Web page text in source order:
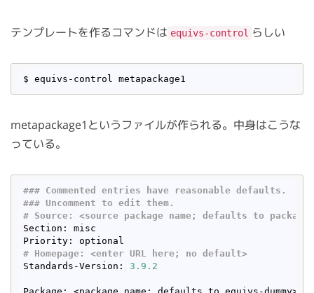
テンプレートを作るコマンドは equivs-control らしい
metapackage1というファイルが作られる。中身はこうな
っている。
### Commented entries have reasonable defaults.
### Uncomment to edit them.
# Source: <source package name; defaults to package
Section: misc
# Homepage: <enter URL here; no default>
Standards-Version: 3.9 .2